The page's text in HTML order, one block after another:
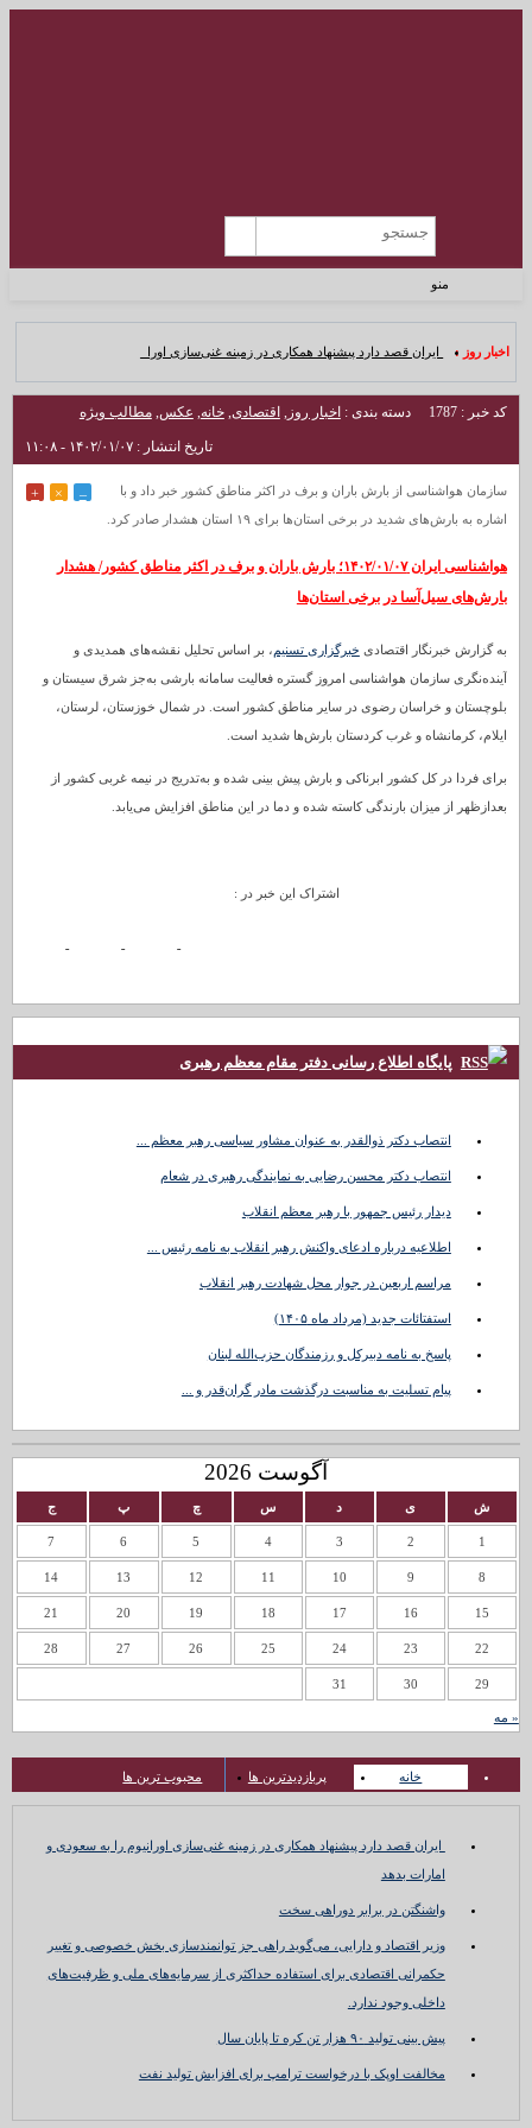
منو
اخبار روز : ایران قصد دارد پیشنهاد همکاری در زمینه غنی‌سازی اورانی_
کد خبر : 1787 دسته بندی : اخبار روز , اقتصادی,خانه, عکس,مطالب ویژه
تاریخ انتشار : ۱۴۰۲/۰۱/۰۷ - ۱۱:۰۸
–
×
+
سازمان هواشناسی از بارش باران و برف در اکثر مناطق کشور خبر داد و با
اشاره به بارش‌های شدید در برخی استان‌ها برای ۱۹ استان هشدار صادر کرد.
هواشناسی ایران ۱۴۰۲/۰۱/۰۷؛ بارش باران و برف در اکثر مناطق کشور/ هشدار
بارش‌های سیل‌آسا در برخی استان‌ها
به گزارش خبرنگار اقتصادی خبرگزاری تسنیم ، بر اساس تحلیل نقشه‌های همدیدی و
آینده‌نگری سازمان هواشناسی امروز گستره فعالیت سامانه بارشی به‌جز شرق سیستان و
بلوچستان و خراسان رضوی در سایر مناطق کشور است. در شمال خوزستان، لرستان،‌
ایلام، کرمانشاه و غرب کردستان بارش‌ها شدید است.
برای فردا در کل کشور ابرناکی و بارش پیش بینی شده و به‌تدریج در نیمه غربی کشور از
بعدازظهر از میزان بارندگی کاسته شده و دما در این مناطق افزایش می‌یابد.
اشتراک این خبر در :
پایگاه اطلاع رسانی دفتر مقام معظم رهبری
انتصاب دکتر ذوالقدر به عنوان مشاور سیاسی رهبر معظم ...
انتصاب دکتر محسن رضایی به نمایندگی رهبری در شعام
دیدار رئیس جمهور با رهبر معظم انقلاب
اطلاعیه درباره ادعای واکنش رهبر انقلاب به نامه رئیس ...
مراسم اربعین در جوار محل شهادت رهبر انقلاب
استفتائات جدید (مرداد ماه ۱۴۰۵)
پاسخ به نامه دبیرکل و رزمندگان حزب‌الله لبنان
پیام تسلیت به مناسبت درگذشت مادر گران‌قدر و ...
آگوست 2026
ش ی د س چ پ ج
1
2
3
4
5
6
7
8
9
10
11
12
13
14
15
16
17
18
19
20
21
22
23
24
25
26
27
28
29
30
31
« مه
خانه پربازدیدترین ها محبوب ترین ها
ایران قصد دارد پیشنهاد همکاری در زمینه غنی‌سازی اورانیوم را به سعودی و
امارات بدهد
واشنگتن در برابر دوراهی سخت
وزیر اقتصاد و دارایی، می‌گوید راهی جز توانمندسازی بخش خصوصی و تغییر
حکمرانی اقتصادی برای استفاده حداکثری از سرمایه‌های ملی و ظرفیت‌های
داخلی وجود ندارد.
پیش بینی تولید ۹۰ هزار تن کره تا پایان سال
مخالفت اوپک با درخواست ترامپ برای افزایش تولید نفت